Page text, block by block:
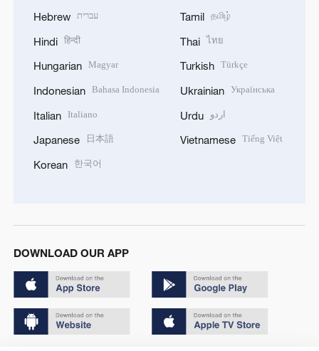
Hebrew עברית
Hindi हिन्दी
Hungarian Magyar
Indonesian Bahasa Indonesia
Italian Italiano
Japanese 日本語
Korean 한국어
Tamil தமிழ்
Thai ไทย
Turkish Türkçe
Ukrainian Українська
Urdu اردو
Vietnamese Tiếng Việt
DOWNLOAD OUR APP